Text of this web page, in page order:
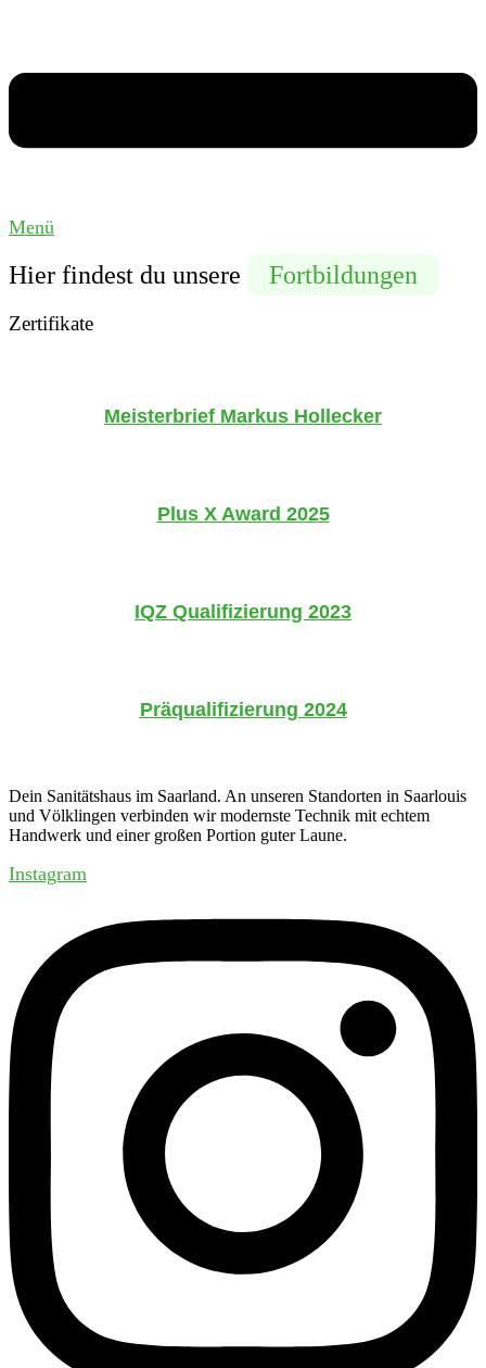
Menü
Hier findest du unsere Fortbildungen
Zertifikate
Meisterbrief Markus Hollecker
Plus X Award 2025
IQZ Qualifizierung 2023
Präqualifizierung 2024
Dein Sanitätshaus im Saarland. An unseren Standorten in Saarlouis
und Völklingen verbinden wir modernste Technik mit echtem
Handwerk und einer großen Portion guter Laune.
Instagram